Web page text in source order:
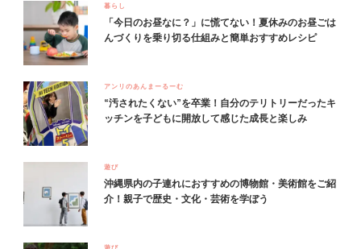
暮らし
「今日のお昼なに？」に慌てない！夏休みのお昼ごは
んづくりを乗り切る仕組みと簡単おすすめレシピ
アンリのあんまーるーむ
“汚されたくない”を卒業！自分のテリトリーだったキ
ッチンを子どもに開放して感じた成長と楽しみ
遊び
沖縄県内の子連れにおすすめの博物館・美術館をご紹
介！親子で歴史・文化・芸術を学ぼう
遊び